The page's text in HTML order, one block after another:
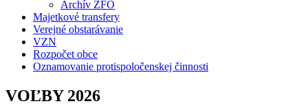
Archív ZFO
Majetkové transfery
Verejné obstarávanie
VZN
Rozpočet obce
Oznamovanie protispoločenskej činnosti
VOĽBY 2026